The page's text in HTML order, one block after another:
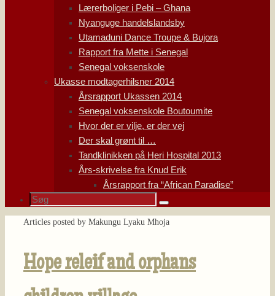
Lærerboliger i Pebi – Ghana
Nyanguge handelslandsby
Utamaduni Dance Troupe & Bujora
Rapport fra Mette i Senegal
Senegal voksenskole
Ukasse modtagerhilsner 2014
Årsrapport Ukassen 2014
Senegal voksenskole Boutoumite
Hvor der er vilje, er der vej
Der skal grønt til …
Tandklinikken på Heri Hospital 2013
Års-skrivelse fra Knud Erik
Årsrapport fra “African Paradise”
Søg
Søg
Home
Articles posted by Makungu Lyaku Mhoja
Hope releif and orphans